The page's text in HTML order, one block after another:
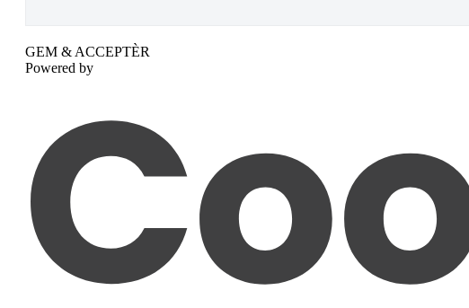
GEM & ACCEPTÈR
Powered by